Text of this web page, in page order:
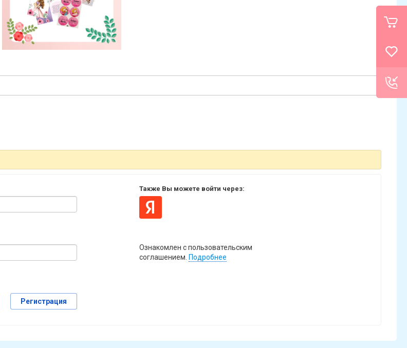
Регистрация
Также Вы можете войти через:
Ознакомлен с пользовательским
соглашением. Подробнее